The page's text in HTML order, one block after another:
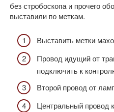
без стробоскопа и прочего
выставили по меткам.
Выставить метки
Провод идущий от
подключить к
Второй провод от
Центральный провод